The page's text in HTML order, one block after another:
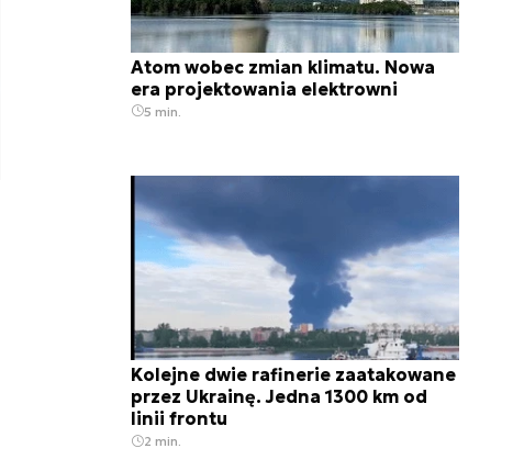
Atom wobec zmian klimatu. Nowa
era projektowania elektrowni
5 min.
Kolejne dwie rafinerie zaatakowane
przez Ukrainę. Jedna 1300 km od
linii frontu
2 min.